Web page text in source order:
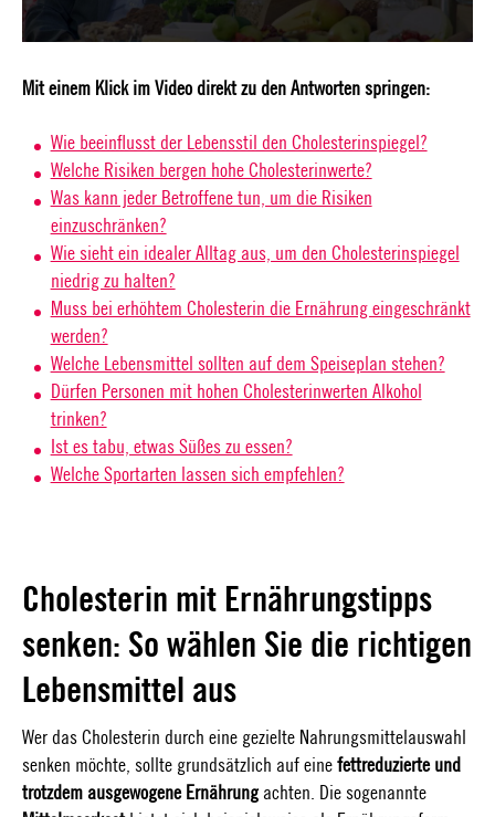
Video
Mit einem Klick im Video direkt zu den Antworten springen:
Wie beeinflusst der Lebensstil den Cholesterinspiegel?
Welche Risiken bergen hohe Cholesterinwerte?
Was kann jeder Betroffene tun, um die Risiken
einzuschränken?
Wie sieht ein idealer Alltag aus, um den Cholesterinspiegel
niedrig zu halten?
Muss bei erhöhtem Cholesterin die Ernährung eingeschränkt
werden?
Welche Lebensmittel sollten auf dem Speiseplan stehen?
Dürfen Personen mit hohen Cholesterinwerten Alkohol
trinken?
Ist es tabu, etwas Süßes zu essen?
Welche Sportarten lassen sich empfehlen?
Cholesterin mit Ernährungstipps
senken: So wählen Sie die richtigen
Lebensmittel aus
Wer das Cholesterin durch eine gezielte Nahrungsmittelauswahl
senken möchte, sollte grundsätzlich auf eine fettreduzierte und
trotzdem ausgewogene Ernährungachten. Die sogenannte